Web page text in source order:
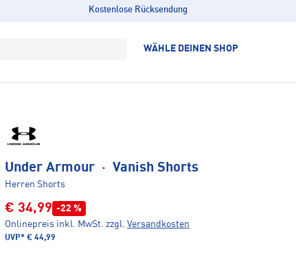
Kostenlose Rücksendung
WÄHLE DEINEN SHOP
Under Armour · Vanish Shorts
Herren Shorts
€ 34,99 -22 %
Onlinepreis inkl. MwSt. zzgl. Versandkosten
UVP* € 44,99